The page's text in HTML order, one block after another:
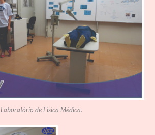
Laboratório de Física Médica.